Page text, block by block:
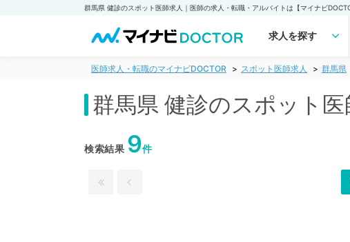
求人を探す
医師求人・転職のマイナビDOCTOR スポット医師求人 群馬県
群馬県 健診のスポット
検索結果 9件